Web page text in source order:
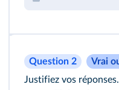
Question 2
Vrai
Justifiez vos réponses.